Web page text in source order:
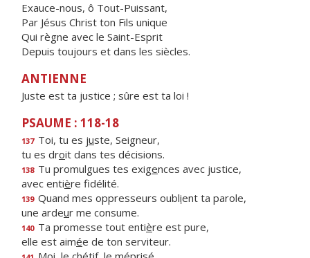
Exauce-nous, ô Tout-Puissant,
Par Jésus Christ ton Fils unique
Qui règne avec le Saint-Esprit
Depuis toujours et dans les siècles.
ANTIENNE
Juste est ta justice ; sûre est ta loi !
PSAUME : 118-18
137 Toi, tu es juste, Seigneur,
tu es droit dans tes décisions.
138 Tu promulgues tes exigences avec justice,
avec entière fidélité.
139 Quand mes oppresseurs oublient ta parole,
une ardeur me consume.
140 Ta promesse tout entière est pure,
elle est aimée de ton serviteur.